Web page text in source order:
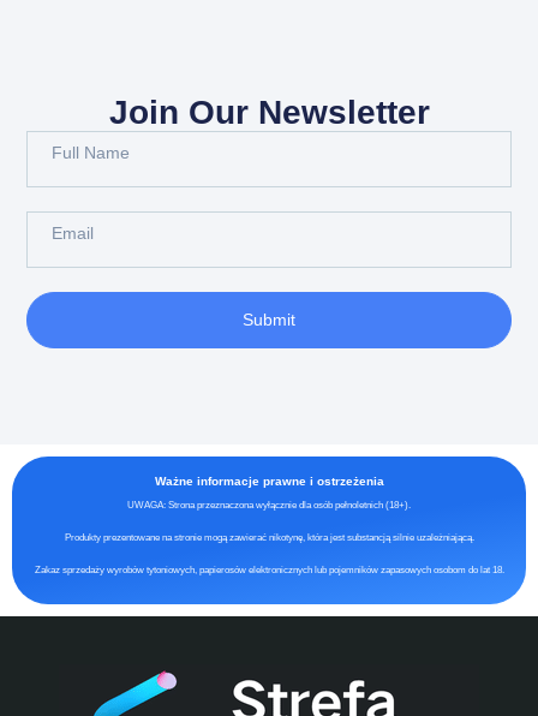
Join Our Newsletter
Submit
Ważne informacje prawne i ostrzeżenia
UWAGA: Strona przeznaczona wyłącznie dla osób pełnoletnich (18+).
Produkty prezentowane na stronie mogą zawierać nikotynę, która jest substancją silnie uzależniającą.
Zakaz sprzedaży wyrobów tytoniowych, papierosów elektronicznych lub pojemników zapasowych osobom do lat 18.